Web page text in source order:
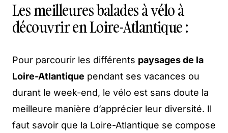
Les meilleures balades à vélo à
découvrir en Loire-Atlantique :
Pour parcourir les différents paysages de la
Loire-Atlantique pendant ses vacances ou
durant le week-end, le vélo est sans doute la
meilleure manière d’apprécier leur diversité. Il
faut savoir que la Loire-Atlantique se compose